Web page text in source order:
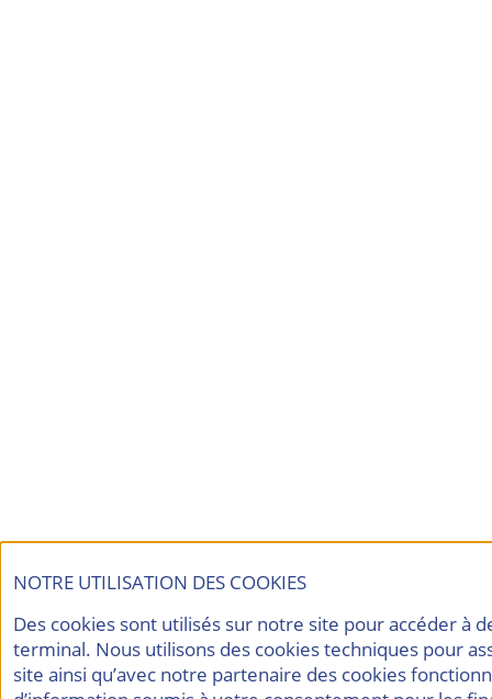
NOTRE UTILISATION DES COOKIES
Des cookies sont utilisés sur notre site pour accéder à
terminal. Nous utilisons des cookies techniques pour
site ainsi qu’avec notre partenaire des cookies